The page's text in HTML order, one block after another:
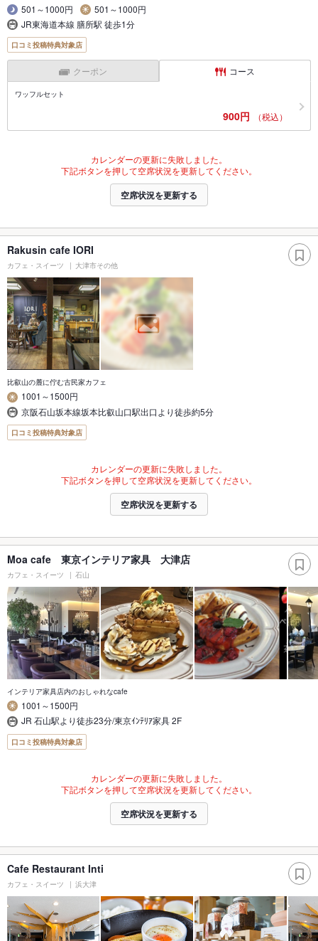
501～1000円
501～1000円
JR東海道本線 膳所駅 徒歩1分
口コミ投稿特典対象店
クーポン コース
ワッフルセット
900円 （税込）
カレンダーの更新に失敗しました。
下記ボタンを押して空席状況を更新してください。
空席状況を更新する
Rakusin cafe IORI
カフェ・スイーツ 大津市その他
比叡山の麓に佇む古民家カフェ
1001～1500円
京阪石山坂本線坂本比叡山口駅出口より徒歩約5分
口コミ投稿特典対象店
カレンダーの更新に失敗しました。
下記ボタンを押して空席状況を更新してください。
空席状況を更新する
Moa cafe 東京インテリア家具 大津店
カフェ・スイーツ 石山
インテリア家具店内のおしゃれなcafe
1001～1500円
JR 石山駅より徒歩23分/東京ｲﾝﾃﾘｱ家具 2F
口コミ投稿特典対象店
カレンダーの更新に失敗しました。
下記ボタンを押して空席状況を更新してください。
空席状況を更新する
Cafe Restaurant Inti
カフェ・スイーツ 浜大津